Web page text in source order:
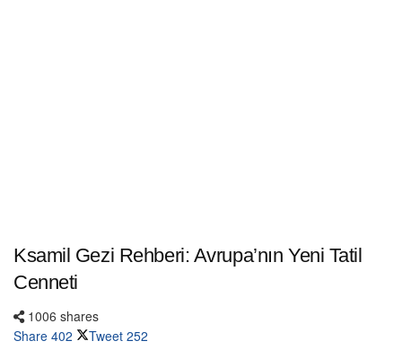
Ksamil Gezi Rehberi: Avrupa’nın Yeni Tatil
Cenneti
1006 shares
Share 402 Tweet 252